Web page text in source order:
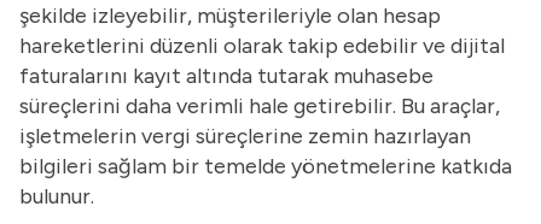
şekilde izleyebilir, müşterileriyle olan hesap
hareketlerini düzenli olarak takip edebilir ve dijital
faturalarını kayıt altında tutarak muhasebe
süreçlerini daha verimli hale getirebilir. Bu araçlar,
işletmelerin vergi süreçlerine zemin hazırlayan
bilgileri sağlam bir temelde yönetmelerine katkıda
bulunur.